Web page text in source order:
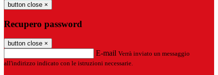
button close ×
Recupero password
button close ×
E-mail Verrà inviato un messaggio
all'indirizzo indicato con le istruzioni necessarie.